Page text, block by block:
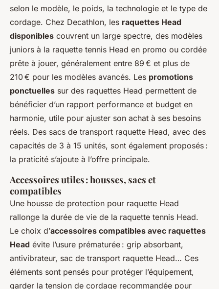
selon le modèle, le poids, la technologie et le type de
cordage. Chez Decathlon, les raquettes Head
disponibles couvrent un large spectre, des modèles
juniors à la raquette tennis Head en promo ou cordée
prête à jouer, généralement entre 89 € et plus de
210 € pour les modèles avancés. Les promotions
ponctuelles sur des raquettes Head permettent de
bénéficier d’un rapport performance et budget en
harmonie, utile pour ajuster son achat à ses besoins
réels. Des sacs de transport raquette Head, avec des
capacités de 3 à 15 unités, sont également proposés :
la praticité s’ajoute à l’offre principale.
Accessoires utiles : housses, sacs et
compatibles
Une housse de protection pour raquette Head
rallonge la durée de vie de la raquette tennis Head.
Le choix d’accessoires compatibles avec raquettes
Head évite l’usure prématurée : grip absorbant,
antivibrateur, sac de transport raquette Head… Ces
éléments sont pensés pour protéger l’équipement,
garder la tension de cordage recommandée pour